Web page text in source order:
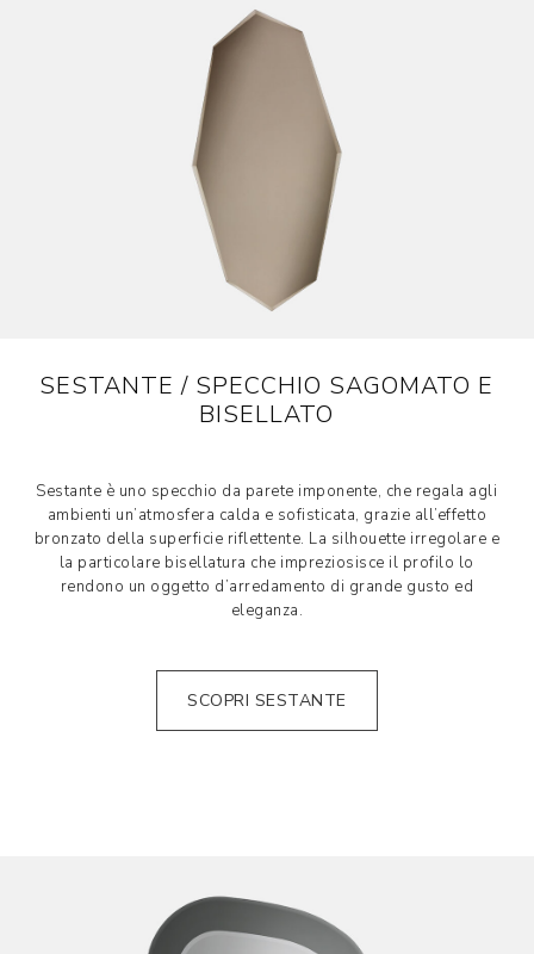
SESTANTE / SPECCHIO SAGOMATO E
BISELLATO
Sestante è uno specchio da parete imponente, che regala agli
ambienti un’atmosfera calda e sofisticata, grazie all’effetto
bronzato della superficie riflettente. La silhouette irregolare e
la particolare bisellatura che impreziosisce il profilo lo
rendono un oggetto d’arredamento di grande gusto ed
eleganza.
SCOPRI SESTANTE